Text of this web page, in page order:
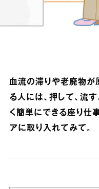
血流の滞りや老廃物が
る人には、押して、流
く簡単にできる座り仕
アに取り入れてみて。